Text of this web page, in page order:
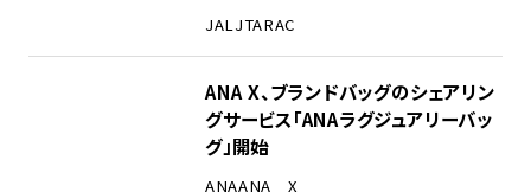
JALJTARAC
ANA X、ブランドバッグのシェアリン
グサービス「ANAラグジュアリーバッ
グ」開始
ANAANA X